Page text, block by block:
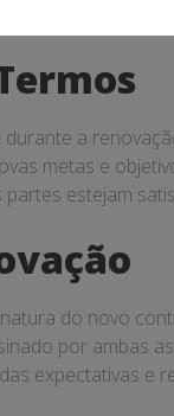
a
metas e
estejam
do novo
por ambas
expectativas e